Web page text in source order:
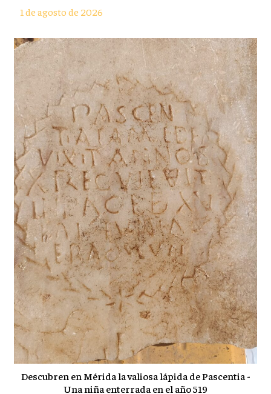
1 de agosto de 2026
Descubren en Mérida la valiosa lápida de Pascentia -
Una niña enterrada en el año 519